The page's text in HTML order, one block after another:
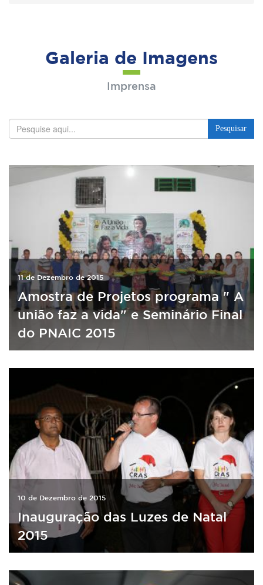
Galeria de Imagens
Imprensa
Pesquisar
11 de Dezembro de 2015
Amostra de Projetos programa " A
união faz a vida" e Seminário Final
do PNAIC 2015
10 de Dezembro de 2015
Inauguração das Luzes de Natal
2015